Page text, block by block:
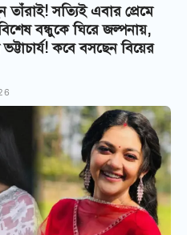
সত্যিই এবার প্রেমে
বন্ধুকে ঘিরে জল্পনায়,
কবে বসছেন বিয়ের